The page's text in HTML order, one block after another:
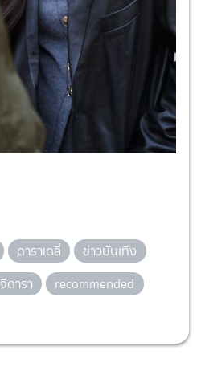
ดาราเดลี่
ข่าวบันเทิง
ดารา recommended